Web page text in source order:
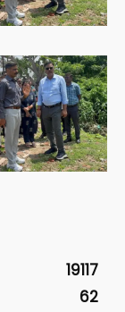
19117
62